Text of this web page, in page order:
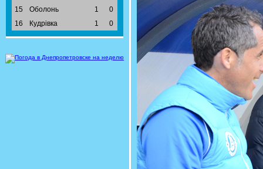
15
Оболонь 1
0
16
Кудрівка 1 0